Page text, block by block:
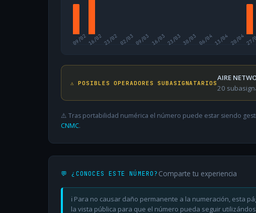
09/0216/0223/02 02/03 09/03 16/03 23/03 30/03 06/0413/04 20/04
⚠️ POSIBLES OPERADORES SUBASIGNATARIOS
AIRE
20
⚠️ Tras portabilidad numérica el número puede estar siendo
CNMC.
💬 ¿CONOCES ESTE NÚMERO? Comparte tu experiencia
ℹ️ Para no causar daño permanente a la numeración, esta
la vista pública para que el número pueda seguir